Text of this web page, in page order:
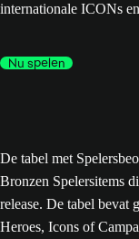
internationale ICONs
Nu spelen
De tabel met
Bronzen Spelersitems
release. De tabel bevat
Heroes, Icons of